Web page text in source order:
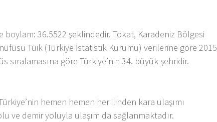
36.5522 şeklindedir. Tokat, Karadeniz Bölgesi
Tüik (Türkiye İstatistik Kurumu) verilerine göre 2015
sıralamasına göre Türkiye’nin 34. büyük şehridir.
hemen hemen her ilinden kara ulaşımı
ve demir yoluyla ulaşım da sağlanmaktadır.